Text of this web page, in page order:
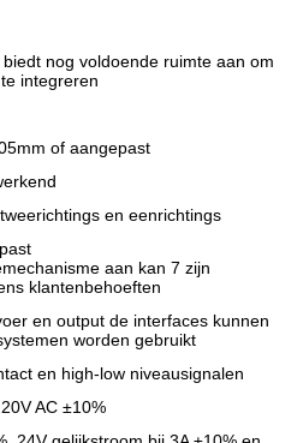
nog voldoende ruimte aan om
integreren
of aangepast
en eenrichtings
aan kan 7 zijn
klantenbehoeften
en output de interfaces kunnen
worden gebruikt
en high-low niveausignalen
AC ±10%